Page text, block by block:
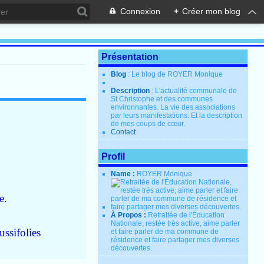
Connexion + Créer mon blog
Présentation
Blog : Le blog de ROYER Monique
Description : L'actualité communale de
St Christophe et des communes
environnantes. La vie des associations
par leurs manifestations. Et la description
de mes coups de cœur.
Contact
Profil
Name : ROYER Monique
À Propos : Retraitée de l'Éducation
Nationale, restée très active, aime parler
et faire parler de ma commune de
résidence et faire partager mes diverses
découvertes.